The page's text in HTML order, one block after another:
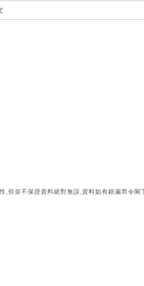
並不保證資料絕對無誤,資料如有錯漏而令閣